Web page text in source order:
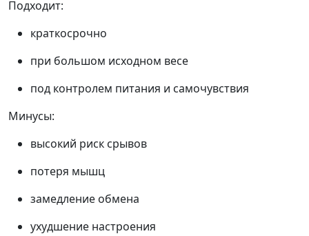
Подходит:
краткосрочно
при большом исходном весе
под контролем питания и самочувствия
Минусы:
высокий риск срывов
потеря мышц
замедление обмена
ухудшение настроения